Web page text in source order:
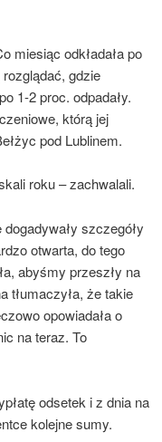
miesiąc odkładała po
gdzie
1-2 proc. odpadały.
którą jej
pod Lublinem.
roku – zachwalali.
szczegóły
otwarta, do tego
abyśmy przeszły na
tłumaczyła, że takie
opowiadała o
na teraz. To
odsetek i z dnia na
kolejne sumy.